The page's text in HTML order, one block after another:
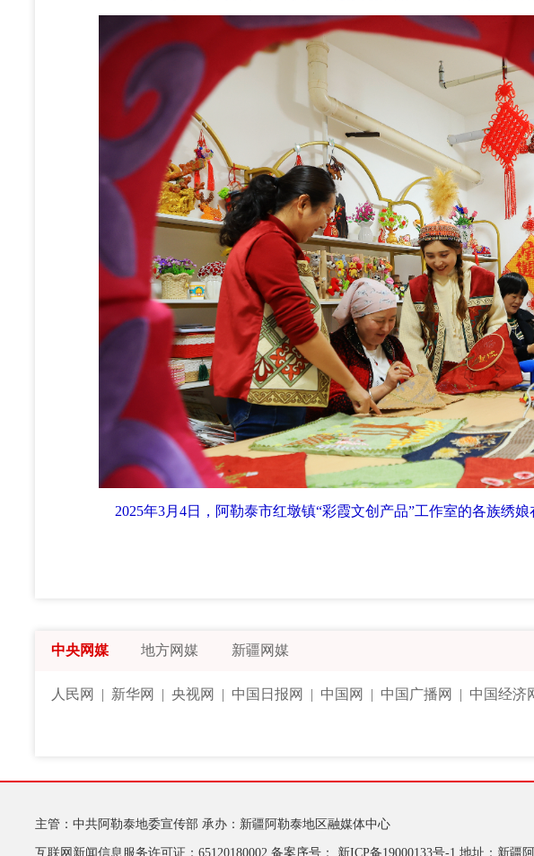
2025年3月4日，阿勒泰市红墩镇“彩霞文创产品”工作室的各族绣
中央网媒 地方网媒 新疆网媒
人民网 新华网 |央视网 中国日报网 中国网 中国广播网 中国经济
主管：中共阿勒泰地委宣传部承办：新疆阿勒泰地区融媒体中心
互联网新闻信息服务许可证：65120180002备案序号： 新ICP备19000133号-1地址：新疆